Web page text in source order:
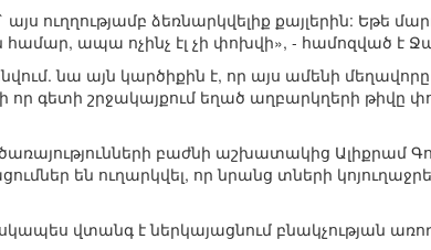
ուղղությամբ ձեռնարկվելիք քայլերին: Եթե
ապա ոչինչ էլ չի փոխվի», - համոզված է
նա այն կարծիքին է, որ այս ամենի մեղավորը
գետի շրջակայքում եղած աղբարկղերի թիվը
բաժնի աշխատակից Ալիքրամ
են ուղարկվել, որ նրանց տների
վտանգ է ներկայացնում բնակչության